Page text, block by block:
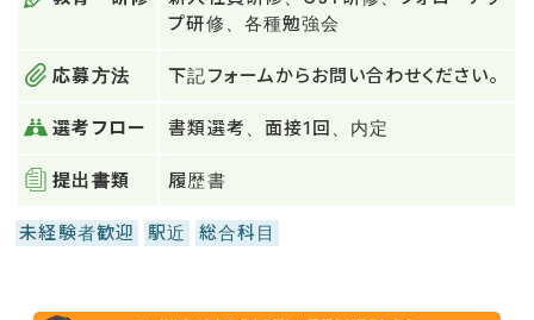
プ研修、各種勉強会
応募方法 下記フォームからお問い合わせください。
選考フロー 書類選考、面接1回、内定
提出書類 履歴書
未経験者歓迎 駅近 総合科目